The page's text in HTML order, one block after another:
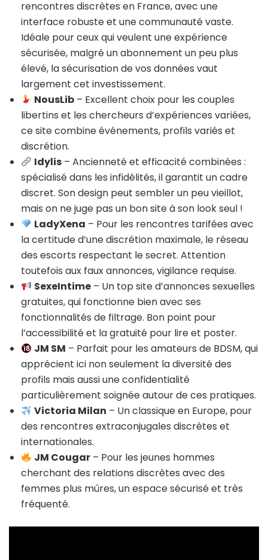
rencontres discrètes en France, avec une
interface robuste et une communauté vaste.
Idéale pour ceux qui veulent une expérience
sécurisée, malgré un abonnement un peu plus
élevé, la sécurisation de vos données vaut
largement cet investissement.
NousLib – Excellent choix pour les couples
libertins et les chercheurs d’expériences variées,
ce site combine événements, profils variés et
discrétion.
Idylis – Ancienneté et efficacité combinées :
spécialisé dans les infidélités, il garantit un cadre
discret. Son design peut sembler un peu vieillot,
mais on ne juge pas un bon site à son look seul !
LadyXena – Pour les rencontres tarifées avec
la certitude d’une discrétion maximale, le réseau
des escorts respectant le secret. Attention
toutefois aux faux annonces, vigilance requise.
SexeIntime – Un top site d’annonces sexuelles
gratuites, qui fonctionne bien avec ses
fonctionnalités de filtrage. Bon point pour
l’accessibilité et la gratuité pour lire et poster.
JM SM – Parfait pour les amateurs de BDSM, qui
apprécient ici non seulement la diversité des
profils mais aussi une confidentialité
particulièrement soignée autour de ces pratiques.
Victoria Milan – Un classique en Europe, pour
des rencontres extraconjugales discrètes et
internationales.
JM Cougar – Pour les jeunes hommes
cherchant des relations discrètes avec des
femmes plus mûres, un espace sécurisé et très
fréquenté.